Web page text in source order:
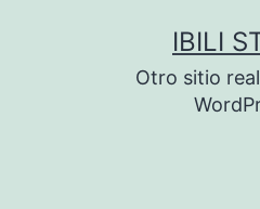
IBILI
Otro sitio